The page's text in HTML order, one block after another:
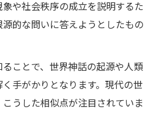
や社会秩序の成立を説明するた
的な問いに答えようとしたもの
ことで、世界神話の起源や人類
手がかりとなります。現代の世
うした相似点が注目されていま